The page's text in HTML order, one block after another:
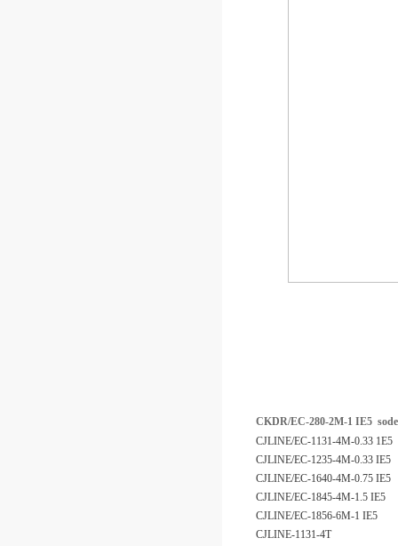
CKDR/EC-280-2M-1 IE5
CJLINE/EC-1131-4M-0.33 1E5
CJLINE/EC-1235-4M-0.33 IE5
CJLINE/EC-1640-4M-0.75 IE5
CJLINE/EC-1845-4M-1.5 IE5
CJLINE/EC-1856-6M-1 IE5
CJLINE-1131-4T